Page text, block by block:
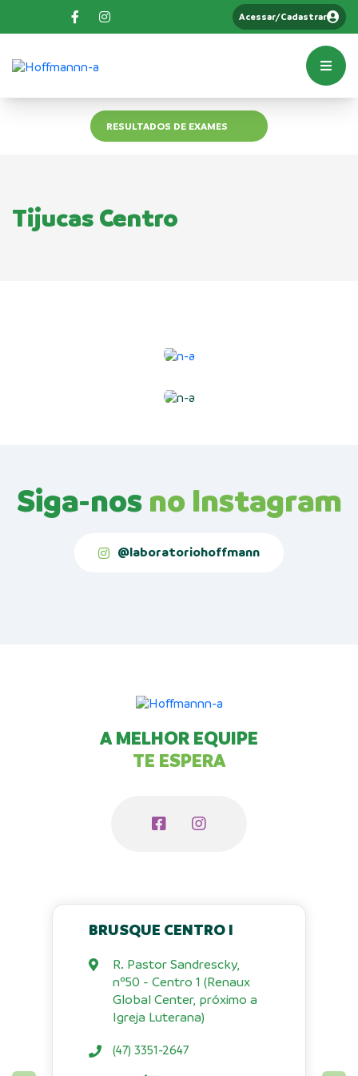
Acessar/Cadastrar
RESULTADOS DE EXAMES
Tijucas Centro
Siga-nos no Instagram
@laboratoriohoffmann
A MELHOR EQUIPE
TE ESPERA
BRUSQUE CENTRO I
R. Pastor Sandrescky,
nº50 - Centro 1 (Renaux
Global Center, próximo a
Igreja Luterana)
(47) 3351-2647